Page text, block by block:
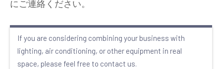
にご連絡ください。
If you are considering combining your business with
lighting, air conditioning, or other equipment in real
space, please feel free to contact us.